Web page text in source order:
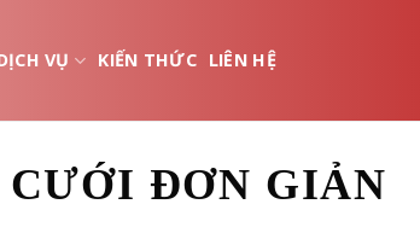
VỤ KIẾN THỨC LIÊN HỆ
ĐƠN GIẢN